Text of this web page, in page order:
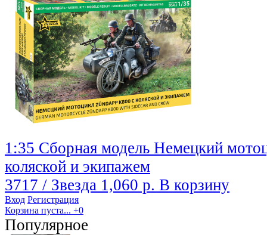
1:35 Сборная модель Немецкий
коляской и экипажем
3717 / Звезда 1,060 р. В корзину
Вход Регистрация
Корзина пуста... +0
Популярное